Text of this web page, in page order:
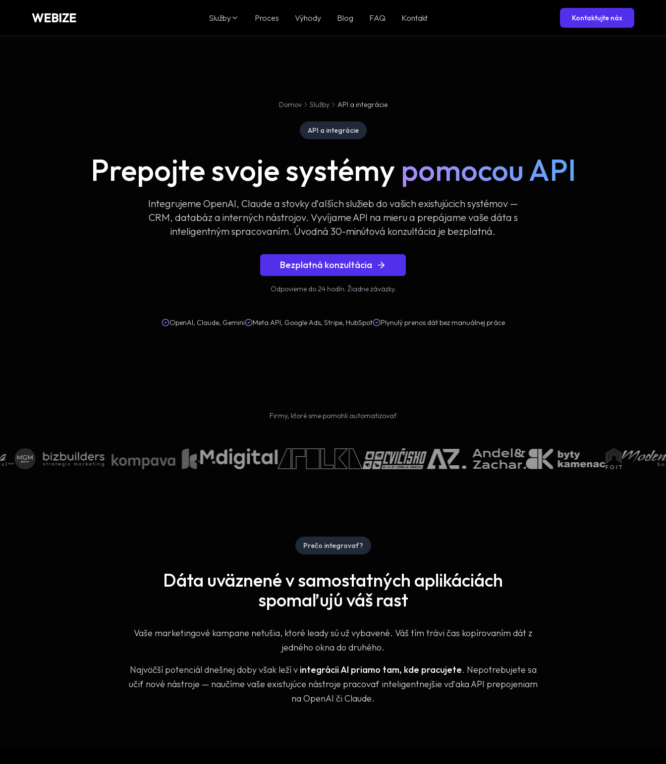
WEBIZE Služby Proces Výhody Blog FAQ Kontakt Kontaktujte nás
Domov Služby API a integrácie
API a integrácie
Prepojte svoje systémy pomocou API
Integrujeme OpenAI, Claude a stovky ďalších služieb do vašich existujúcich systémov —
CRM, databáz a interných nástrojov. Vyvíjame API na mieru a prepájame vaše dáta s
inteligentným spracovaním. Úvodná 30-minútová konzultácia je bezplatná.
Bezplatná konzultácia
Odpovieme do 24 hodín. Žiadne záväzky.
OpenAI, Claude, Gemini Meta API, Google Ads, Stripe, HubSpot Plynulý prenos dát bez manuálnej práce
Firmy, ktoré sme pomohli automatizovať
Prečo integrovať?
Dáta uväznené v samostatných aplikáciách
spomaľujú váš rast
Vaše marketingové kampane netušia, ktoré leady sú už vybavené. Váš tím trávi čas kopírovaním dát z
jedného okna do druhého.
Najväčší potenciál dnešnej doby však leží v integrácii AI priamo tam, kde pracujete. Nepotrebujete sa
učiť nové nástroje — naučíme vaše existujúce nástroje pracovať inteligentnejšie vďaka API prepojeniam
na OpenAI či Claude.